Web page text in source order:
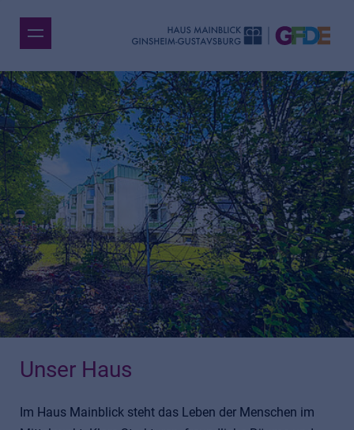
Unser Haus
Im Haus Mainblick steht das Leben der Menschen im